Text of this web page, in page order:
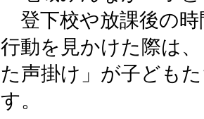
登下校や放課後の時
行動を見かけた際は
た声掛け」が子ども
す。